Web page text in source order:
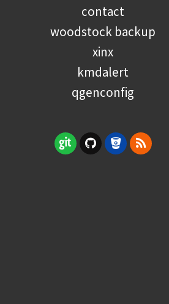
contact
woodstock backup
xinx
kmdalert
qgenconfig